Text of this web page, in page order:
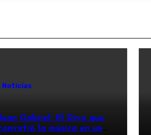
Noticias
Gabriel: El Divo que
la música en un